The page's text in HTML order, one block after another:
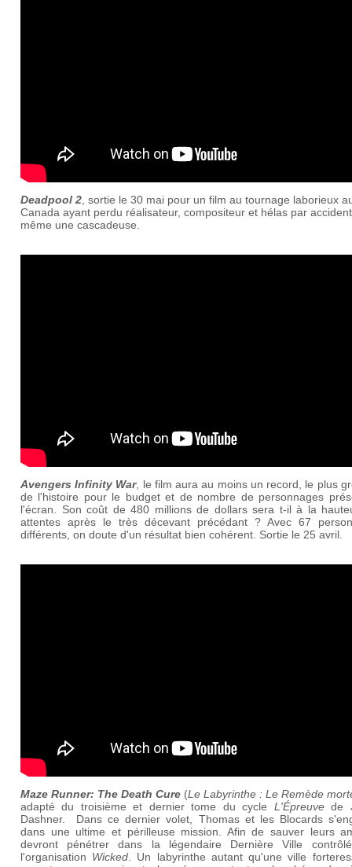
Deadpool 2 , sortie le 30 mai pour un film au tournage laborieux
Canada ayant perdu réalisateur, compositeur et hélas par accident
même une cascadeuse.
Avengers Infinity War, le film aura au moins un record, le plus
de l'histoire pour le budget et de nombre de personnages
l'écran. Son coût de 480 millions de dollars sera t-il à la
attentes après le très décevant précédant ? Avec 67
différents, on doute d'un résultat bien cohérent. Sortie le 25 avril.
Maze Runner: The Death Cure (Le Labyrinthe : Le Remède
adapté du troisième et dernier tome du cycle L'Épreuve de
Dashner. Dans ce dernier volet, Thomas et les Blocards
dans une ultime et périlleuse mission. Afin de sauver leurs
devront pénétrer dans la légendaire Dernière Ville
l'organisation Wicked . Un labyrinthe autant qu'une ville